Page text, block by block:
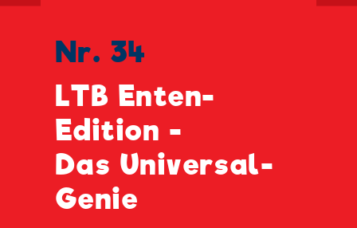
Nr. 34
LTB Enten-
Edition -
Das Universal-
Genie